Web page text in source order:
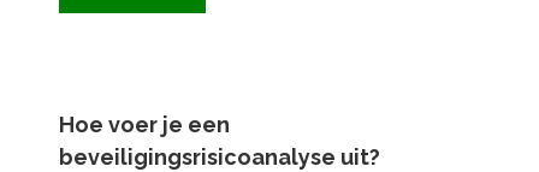
Hoe voer je een
beveiligingsrisicoanalyse uit?